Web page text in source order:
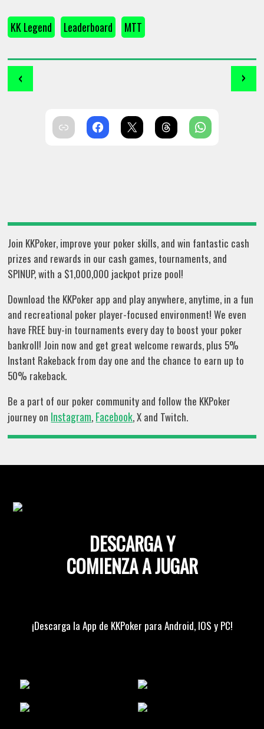
KK Legend Leaderboard MTT
‹ ›
Join KKPoker, improve your poker skills, and win fantastic cash
prizes and rewards in our cash games, tournaments, and
SPINUP, with a $1,000,000 jackpot prize pool!
Download the KKPoker app and play anywhere, anytime, in a fun
and recreational poker player-focused environment! We even
have FREE buy-in tournaments every day to boost your poker
bankroll! Join now and get great welcome rewards, plus 5%
Instant Rakeback from day one and the chance to earn up to
50% rakeback.
Be a part of our poker community and follow the KKPoker
journey on Instagram, Facebook, X and Twitch.
DESCARGA Y
COMIENZA A JUGAR
¡Descarga la App de KKPoker para Android, IOS y PC!